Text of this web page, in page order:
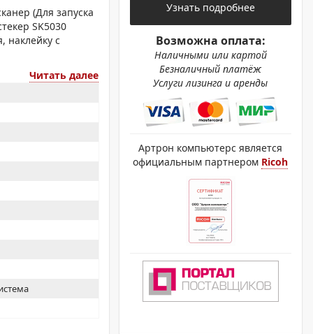
(Для запуска
SK5030
наклейку с
Читать далее
Узнать подробнее
Возможна оплата:
Наличными или картой
Безналичный платёж
Услуги лизинга и аренды
Артрон компьютерс является
официальным партнером Ricoh